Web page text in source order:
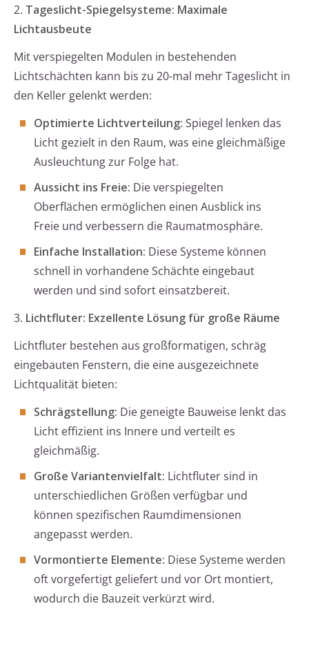
2. Tageslicht-Spiegelsysteme: Maximale
Lichtausbeute
Mit verspiegelten Modulen in bestehenden
Lichtschächten kann bis zu 20-mal mehr Tageslicht in
den Keller gelenkt werden:
Optimierte Lichtverteilung: Spiegel lenken das
Licht gezielt in den Raum, was eine gleichmäßige
Ausleuchtung zur Folge hat.
Aussicht ins Freie: Die verspiegelten
Oberflächen ermöglichen einen Ausblick ins
Freie und verbessern die Raumatmosphäre.
Einfache Installation: Diese Systeme können
schnell in vorhandene Schächte eingebaut
werden und sind sofort einsatzbereit.
3. Lichtfluter: Exzellente Lösung für große Räume
Lichtfluter bestehen aus großformatigen, schräg
eingebauten Fenstern, die eine ausgezeichnete
Lichtqualität bieten:
Schrägstellung: Die geneigte Bauweise lenkt das
Licht effizient ins Innere und verteilt es
gleichmäßig.
Große Variantenvielfalt: Lichtfluter sind in
unterschiedlichen Größen verfügbar und
können spezifischen Raumdimensionen
angepasst werden.
Vormontierte Elemente: Diese Systeme werden
oft vorgefertigt geliefert und vor Ort montiert,
wodurch die Bauzeit verkürzt wird.